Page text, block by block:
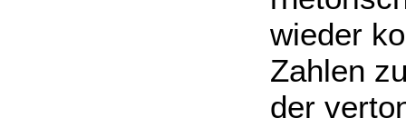
wieder
Zahlen
der